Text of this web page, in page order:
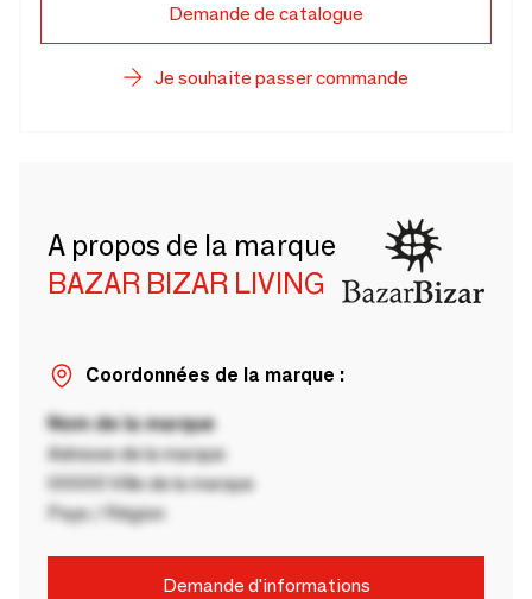
Demande de catalogue
Je souhaite passer commande
A propos de la marque
BAZAR BIZAR LIVING
Coordonnées de la marque :
Nom de la marque
Adresse de la marque
00000 Ville de la marque
Pays / Région
Demande d'informations